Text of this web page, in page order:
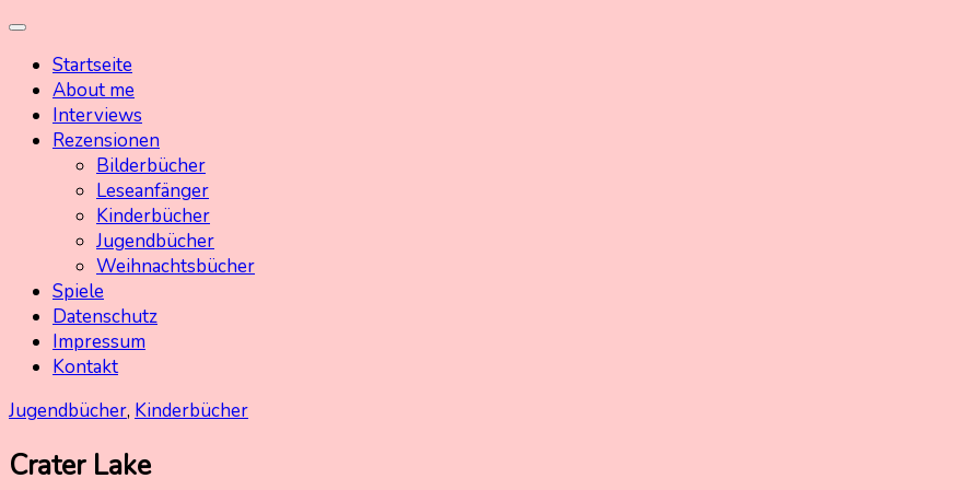
Skip
contentStartseite
About me
Interviews
Rezensionen
Bilderbücher
Leseanfänger
Kinderbücher
Jugendbücher
Weihnachtsbücher
Spiele
Datenschutz
Impressum
Kontakt
Jugendbücher, Kinderbücher
Crater Lake